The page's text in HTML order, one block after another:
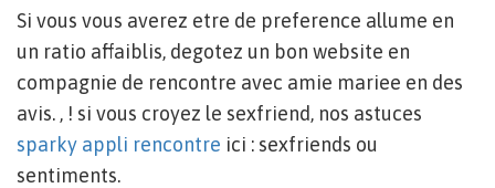
Si vous vous averez etre de preference allume en
un ratio affaiblis, degotez un bon website en
compagnie de rencontre avec amie mariee en des
avis. , ! si vous croyez le sexfriend, nos astuces
sparky appli rencontre ici : sexfriends ou
sentiments.